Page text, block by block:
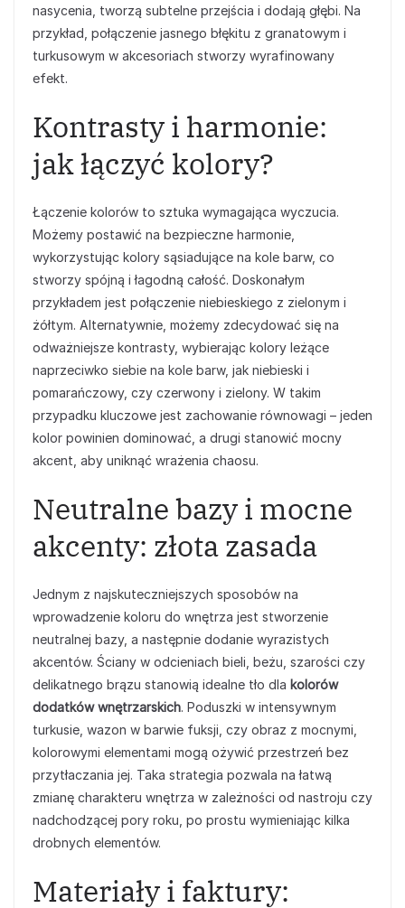
nasycenia, tworzą subtelne przejścia i dodają głębi. Na
przykład, połączenie jasnego błękitu z granatowym i
turkusowym w akcesoriach stworzy wyrafinowany
efekt.
Kontrasty i harmonie:
jak łączyć kolory?
Łączenie kolorów to sztuka wymagająca wyczucia.
Możemy postawić na bezpieczne harmonie,
wykorzystując kolory sąsiadujące na kole barw, co
stworzy spójną i łagodną całość. Doskonałym
przykładem jest połączenie niebieskiego z zielonym i
żółtym. Alternatywnie, możemy zdecydować się na
odważniejsze kontrasty, wybierając kolory leżące
naprzeciwko siebie na kole barw, jak niebieski i
pomarańczowy, czy czerwony i zielony. W takim
przypadku kluczowe jest zachowanie równowagi – jeden
kolor powinien dominować, a drugi stanowić mocny
akcent, aby uniknąć wrażenia chaosu.
Neutralne bazy i mocne
akcenty: złota zasada
Jednym z najskuteczniejszych sposobów na
wprowadzenie koloru do wnętrza jest stworzenie
neutralnej bazy, a następnie dodanie wyrazistych
akcentów. Ściany w odcieniach bieli, beżu, szarości czy
delikatnego brązu stanowią idealne tło dla kolorów
dodatków wnętrzarskich. Poduszki w intensywnym
turkusie, wazon w barwie fuksji, czy obraz z mocnymi,
kolorowymi elementami mogą ożywić przestrzeń bez
przytłaczania jej. Taka strategia pozwala na łatwą
zmianę charakteru wnętrza w zależności od nastroju czy
nadchodzącej pory roku, po prostu wymieniając kilka
drobnych elementów.
Materiały i faktury: